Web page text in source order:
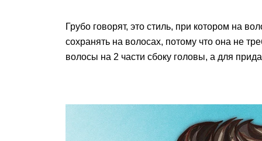
Грубо говорят, это стиль, при котором на
сохранять на волосах, потому что она не
волосы на 2 части сбоку головы, а для